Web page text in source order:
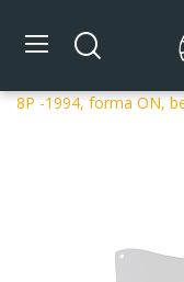
Strona główna
8P -1994, forma ON,